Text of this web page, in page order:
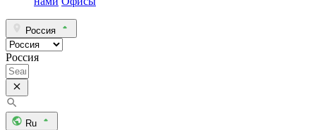
Россия
Россия
Ru